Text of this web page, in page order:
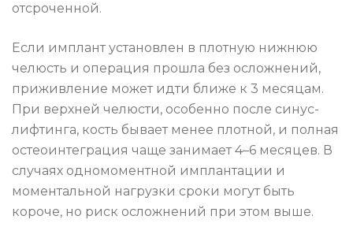
отсроченной.
Если имплант установлен в плотную нижнюю
челюсть и операция прошла без осложнений,
приживление может идти ближе к 3 месяцам.
При верхней челюсти, особенно после синус-
лифтинга, кость бывает менее плотной, и полная
остеоинтеграция чаще занимает 4–6 месяцев. В
случаях одномоментной имплантации и
моментальной нагрузки сроки могут быть
короче, но риск осложнений при этом выше.